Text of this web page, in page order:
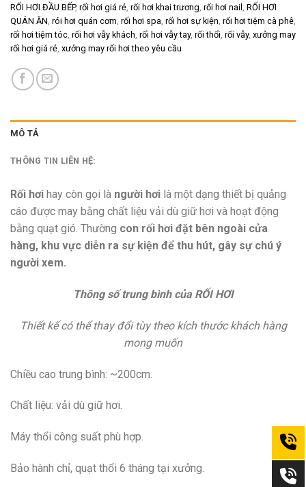
RỐI HƠI ĐẦU BẾP, rối hơi giá rẻ, rối hơi khai trương, rối hơi nail , RỐI HƠI
QUÁN ĂN, rói hơi quán cơm, rối hơi spa, rối hơi sự kiện, rối hơi tiệm cà phê,
rối hơi tiệm tóc, rối hơi vẫy khách, rối hơi vẫy tay, rối thổi, rối vẫy, xưởng may
rối hơi giá rẻ, xưởng may rối hơi theo yêu cầu
MÔ TẢ
THÔNG TIN LIÊN HỆ:
Rối hơi hay còn gọi là người hơi là một dạng thiết bị quảng
cáo được may bằng chất liệu vải dù giữ hơi và hoạt động
bằng quạt gió. Thường con rối hơi đặt bên ngoài cửa
hàng, khu vực diễn ra sự kiện để thu hút, gây sự chú ý
người xem.
Thông số trung bình của RỐI HƠI
Thiết kế có thể thay đổi tùy theo kích thước khách hàng
mong muốn
Chiều cao trung bình: ~200cm.
Chất liệu: vải dù giữ hơi.
Máy thổi công suất phù hợp.
Bảo hành chỉ, quạt thổi 6 tháng tại xưởng.